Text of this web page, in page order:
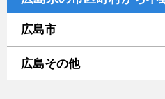
広島市
広島その他